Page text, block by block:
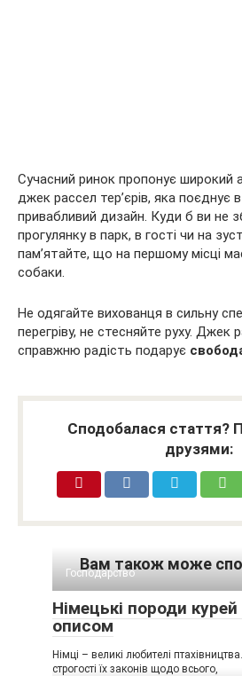
Сучасний ринок пропонує широкий
джек рассел тер’єрів, яка поєднує в
привабливий дизайн. Куди б ви не
прогулянку в парк, в гості чи на
пам’ятайте, що на першому місці
собаки.
Не одягайте вихованця в сильну
перегріву, не стесняйте руху. Джек
справжню радість подарує
Сподобалася стаття?
друзями:
Вам також може
Господарство
Німецькі породи
описом
Німці – великі любителі
строгості їх законів щодо всього,